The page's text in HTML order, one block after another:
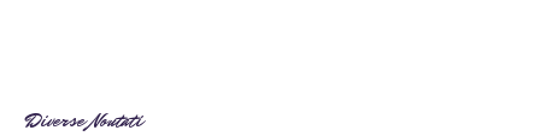
Diverse Noutati